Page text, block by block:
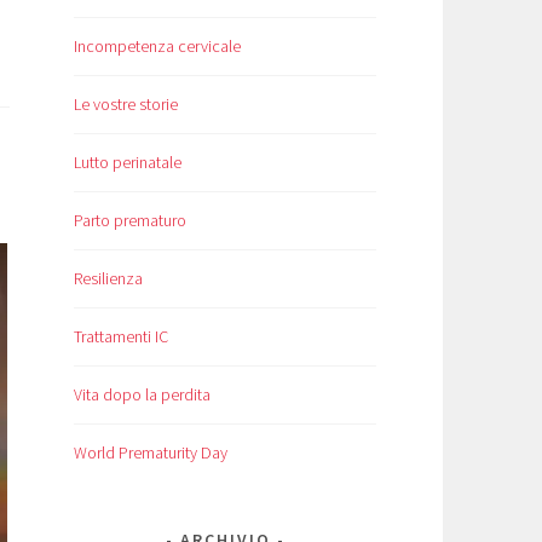
Incompetenza cervicale
Le vostre storie
Lutto perinatale
Parto prematuro
Resilienza
Trattamenti IC
Vita dopo la perdita
World Prematurity Day